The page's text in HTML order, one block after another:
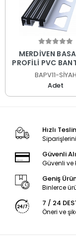
MERDİVEN
PROFİLİ PVC
CM
BAPV11-SİYAH
Adet
Hızlı
Güvenli
Güvenli
Geniş
Binlerce
7 / 24
Öneri ve